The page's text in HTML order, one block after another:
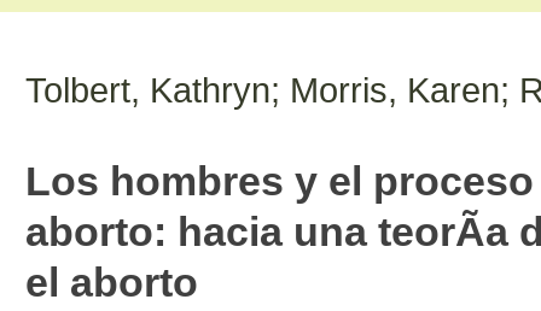
Tolbert, Kathryn; Morris, Karen;
Los hombres y el
aborto: hacia una teorÃ­a
el aborto